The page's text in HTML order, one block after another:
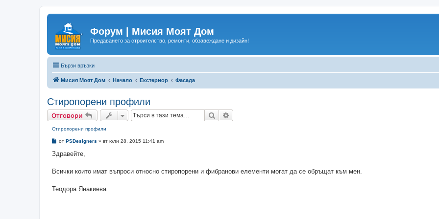
Форум | Мисия Моят Дом
Предаването за строителство, ремонти, обзавеждане и дизайн!
Бързи връзки
Мисия Моят Дом Начало Екстериор Фасада
Стиропорени профили
Отговори Търсене
Стиропорени профили
М
е
н
е
от PSDesigners » вт юли 28, 2015 11:41 am
Здравейте,
Всички които имат въпроси относно стиропорени и фибранови елементи могат да се обръщат към мен.
Теодора Янакиева